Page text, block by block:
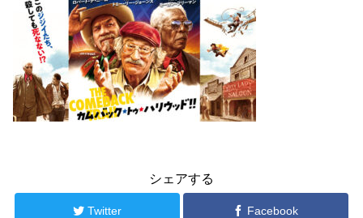
シェアする
Twitter Facebook